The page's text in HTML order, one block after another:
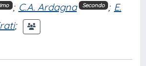
; C.A. Ardagna Secondo ; E.
;